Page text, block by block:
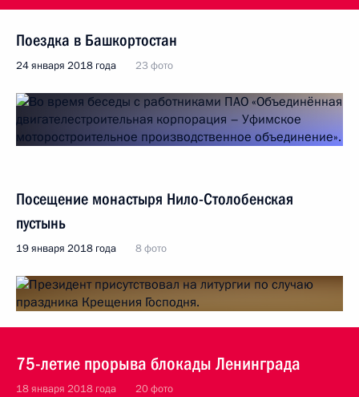
Поездка в Башкортостан
24 января 2018 года 23 фото
Посещение монастыря Нило-Столобенская
пустынь
19 января 2018 года 8 фото
75-летие прорыва блокады Ленинграда
18 января 2018 года 20 фото